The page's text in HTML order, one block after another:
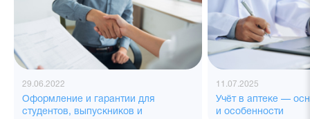
29.06.2022
Оформление и гарантии для
студентов, выпускников и
11.07.2025
Учёт в аптеке —
и особенности